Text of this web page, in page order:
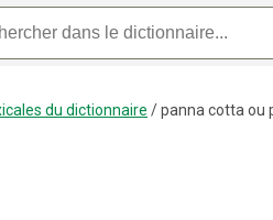
du dictionnaire /panna cotta ou